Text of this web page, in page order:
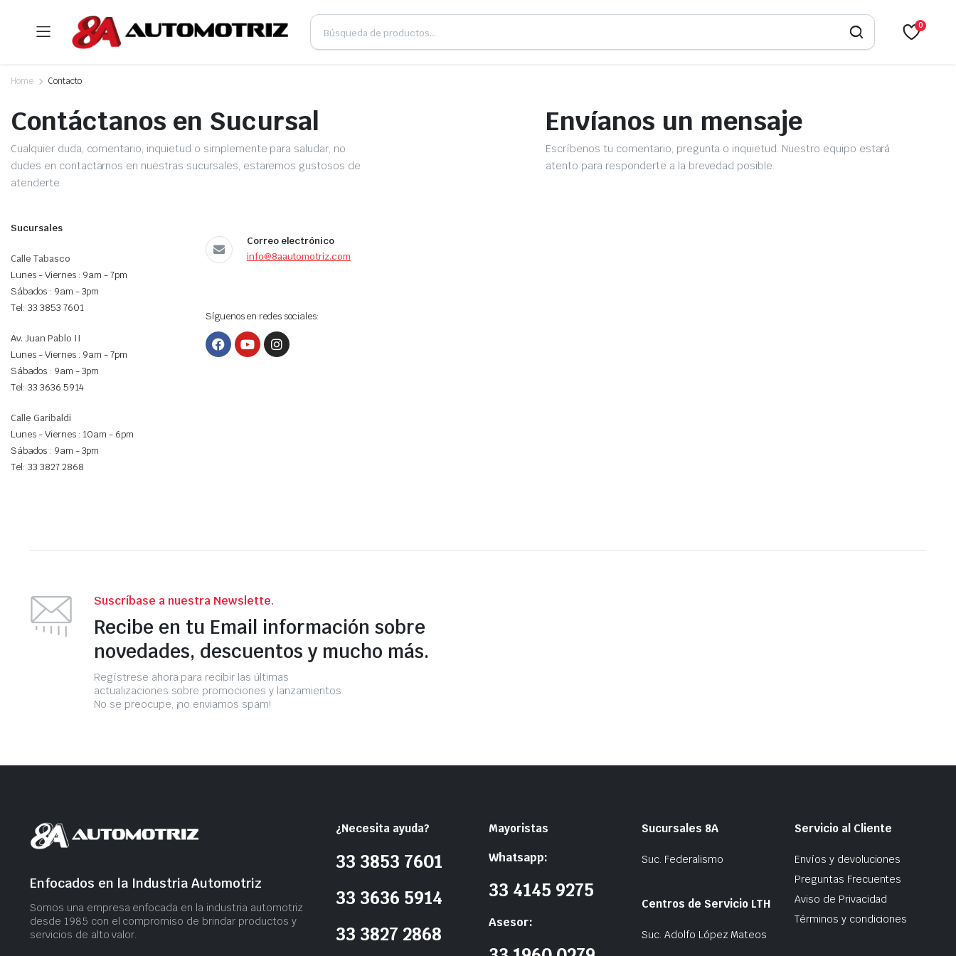
0
Home Contacto
Contáctanos en Sucursal
Cualquier duda, comentario, inquietud o simplemente para saludar, no
dudes en contactarnos en nuestras sucursales, estaremos gustosos de
atenderte.
Sucursales
Calle Tabasco
Lunes - Viernes : 9am - 7pm
Sábados : 9am - 3pm
Tel: 33 3853 7601
Av. Juan Pablo II
Lunes - Viernes : 9am - 7pm
Sábados : 9am - 3pm
Tel: 33 3636 5914
Calle Garibaldi
Lunes - Viernes : 10am - 6pm
Sábados : 9am - 3pm
Tel: 33 3827 2868
Correo electrónico
info@8aautomotriz.com
Síguenos en redes sociales:
Envíanos un mensaje
Escríbenos tu comentario, pregunta o inquietud. Nuestro equipo estará
atento para responderte a la brevedad posible.
Suscríbase a nuestra Newslette.
Recibe en tu Email información sobre
novedades, descuentos y mucho más.
Regístrese ahora para recibir las últimas
actualizaciones sobre promociones y lanzamientos.
No se preocupe, ¡no enviamos spam!
Enfocados en la Industria Automotriz
Somos una empresa​ enfocada en la industria automotriz
desde 1985 con el compromiso​ de brindar productos ​y
servicios​ de alto valor.
¿Necesita ayuda?
33 3853 7601
33 3636 5914
33 3827 2868
Mayoristas
Whatsapp:
33 4145 9275
Asesor:
Sucursales 8A
Suc. Federalismo
Centros de Servicio LTH
Suc. Adolfo López Mateos
Servicio al Cliente
Envíos y devoluciones
Preguntas Frecuentes
Aviso de Privacidad
Términos y condiciones